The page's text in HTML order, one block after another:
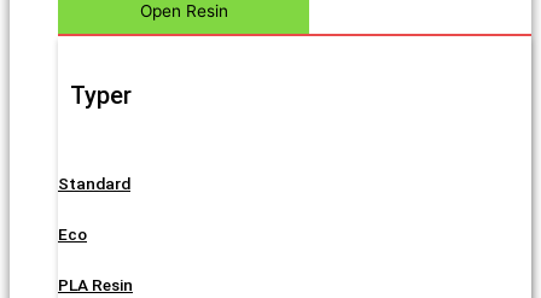
Open Resin
Typer
Standard
Eco
PLA Resin